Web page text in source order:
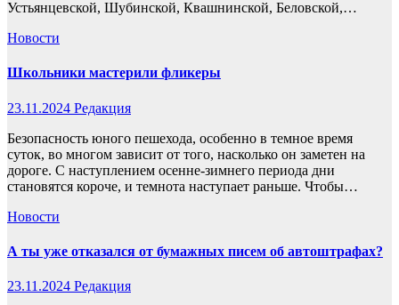
Устьянцевской, Шубинской, Квашнинской, Беловской,…
Новости
Школьники мастерили фликеры
23.11.2024 Редакция
Безопасность юного пешехода, особенно в темное время
суток, во многом зависит от того, насколько он заметен на
дороге. С наступлением осенне-зимнего периода дни
становятся короче, и темнота наступает раньше. Чтобы…
Новости
А ты уже отказался от бумажных писем об автоштрафах?
23.11.2024 Редакция